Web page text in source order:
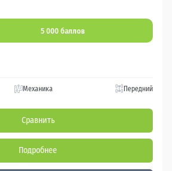
5 000 баллов
Механика Передний
Сравнить
Подробнее